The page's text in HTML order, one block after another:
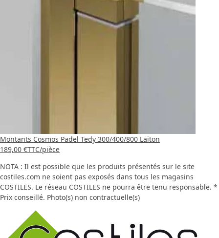
Montants Cosmos Padel Tedy 300/400/800 Laiton
189,00 €TTC/pièce
NOTA : Il est possible que les produits présentés sur le site
costiles.com ne soient pas exposés dans tous les magasins
COSTILES. Le réseau COSTILES ne pourra être tenu responsable. *
Prix conseillé. Photo(s) non contractuelle(s)